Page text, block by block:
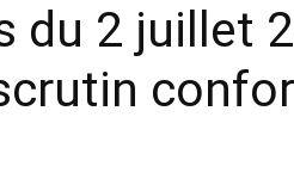
du 2 juillet